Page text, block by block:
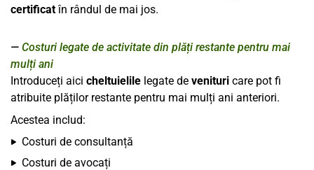
certificatîn rândul de mai jos.
Costuri legate de activitate din plăți restante pentru mai
mulți ani
Introduceți aici cheltuielile legate de venituri care pot fi
atribuite plăților restante pentru mai mulți ani anteriori.
Acestea includ:
Costuri de consultanță
Costuri de avocați